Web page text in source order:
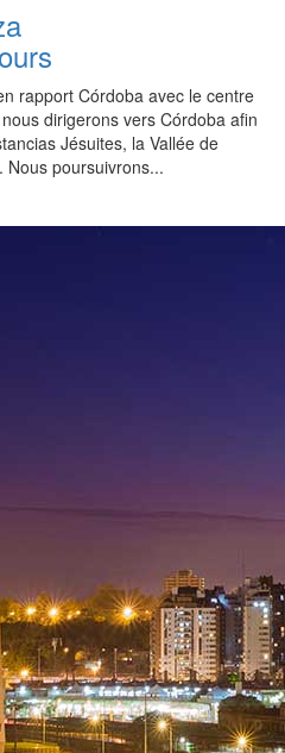
rapport Córdoba avec le centre
dirigerons vers Córdoba afin
Jésuites, la Vallée de
Nous poursuivrons...